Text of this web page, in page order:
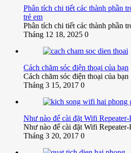
Phân tích chi tiết các thành phần
trẻ em
Phân tích chi tiết các thành phần
Tháng 12 18, 2025 0
Cách chăm sóc điện thoại của bạn
Cách chăm sóc điện thoại của bạn
Tháng 3 15, 2017 0
Như nào để cài đặt Wifi
Như nào để cài đặt Wifi
Tháng 3 20, 2017 0